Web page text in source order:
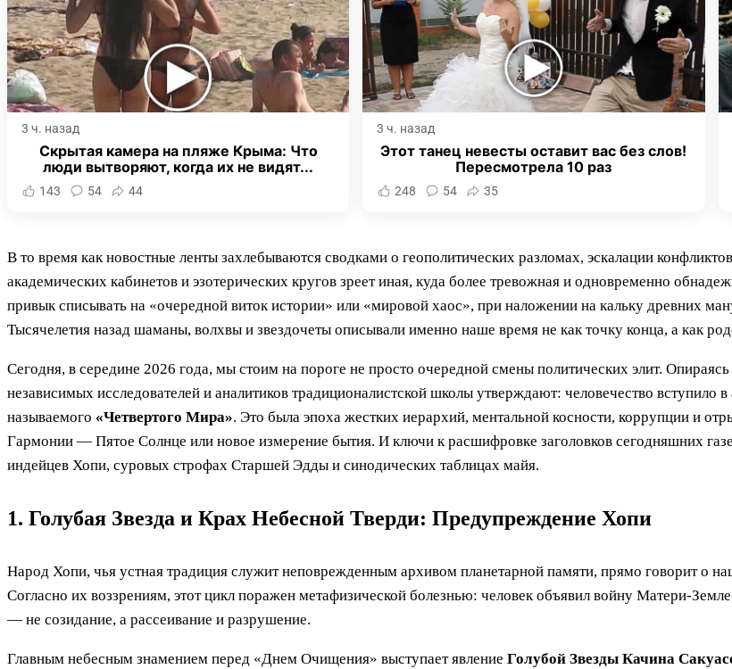
3 ч. назад
Скрытая камера на пляже Крыма: Что
люди вытворяют, когда их не видят...
143 54 44
3 ч. назад
Этот танец невесты оставит вас без слов!
Пересмотрела 10 раз
248 54 35
В то время как новостные ленты захлебываются сводками о геополитических разломах, эскалации
академических кабинетов и эзотерических кругов зреет иная, куда более тревожная и одновременно
привык списывать на «очередной виток истории» или «мировой хаос», при наложении на кальку древних
Тысячелетия назад шаманы, волхвы и звездочеты описывали именно наше время не как точку конца, а как
Сегодня, в середине 2026 года, мы стоим на пороге не просто очередной смены политических элит.
независимых исследователей и аналитиков традиционалистской школы утверждают: человечество вступило
называемого «Четвертого Мира». Это была эпоха жестких иерархий, ментальной косности, коррупции и
Гармонии — Пятое Солнце или новое измерение бытия. И ключи к расшифровке заголовков сегодняшних
индейцев Хопи, суровых строфах Старшей Эдды и синодических таблицах майя.
1. Голубая Звезда и Крах Небесной Тверди: Предупреждение Хопи
Народ Хопи, чья устная традиция служит неповрежденным архивом планетарной памяти, прямо говорит о
Согласно их воззрениям, этот цикл поражен метафизической болезнью: человек объявил войну Матери-
— не созидание, а рассеивание и разрушение.
Главным небесным знамением перед «Днем Очищения» выступает явление Голубой Звезды Качина